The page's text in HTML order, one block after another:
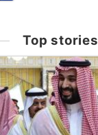
Top stories